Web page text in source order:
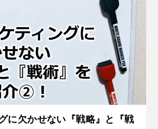
に欠かせない『戦略』と『戦